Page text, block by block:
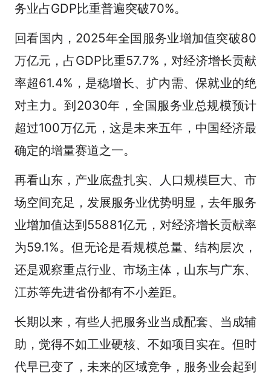
务业占GDP比重普遍突破70%。
回看国内，2025年全国服务业增加值突破80
万亿元，占GDP比重57.7%，对经济增长贡献
率超61.4%，是稳增长、扩内需、保就业的绝
对主力。到2030年，全国服务业总规模预计
超过100万亿元，这是未来五年，中国经济最
确定的增量赛道之一。
再看山东，产业底盘扎实、人口规模巨大、市
场空间充足，发展服务业优势明显，去年服务
业增加值达到55881亿元，对经济增长贡献率
为59.1%。但无论是看规模总量、结构层次，
还是观察重点行业、市场主体，山东与广东、
江苏等先进省份都有不小差距。
长期以来，有些人把服务业当成配套、当成辅
助，觉得不如工业硬核、不如项目实在。但时
代早已变了，未来的区域竞争，服务业会起到